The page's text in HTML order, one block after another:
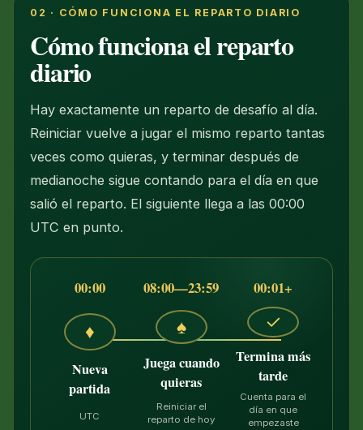
02 · CÓMO FUNCIONA EL REPARTO DIARIO
Cómo funciona el reparto
diario
Hay exactamente un reparto de desafío al día.
Reiniciar vuelve a jugar el mismo reparto tantas
veces como quieras, y terminar después de
medianoche sigue contando para el día en que
salió el reparto. El siguiente llega a las 00:00
UTC en punto.
00:00
♦
Nueva
partida
UTC
08:00—23:59
♠
Juega cuando
quieras
Reiniciar el
reparto de hoy
00:01+
✓
Termina más
tarde
Cuenta para el
día en que
empezaste